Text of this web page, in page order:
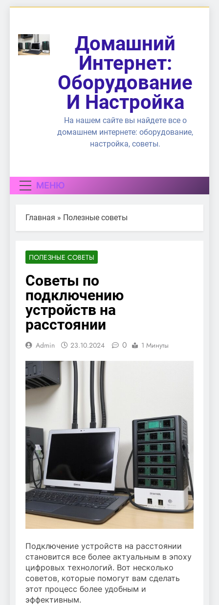
содержимому
Домашний
Интернет:
Оборудование
И Настройка
На нашем сайте вы найдете все о
домашнем интернете: оборудование,
настройка, советы.
МЕНЮ
Главная » Полезные советы
ПОЛЕЗНЫЕ СОВЕТЫ
Советы по
подключению
устройств на
расстоянии
Admin 23.10.2024 0 1 Минуты
Подключение устройств на расстоянии
становится все более актуальным в эпоху
цифровых технологий. Вот несколько
советов, которые помогут вам сделать
этот процесс более удобным и
эффективным.